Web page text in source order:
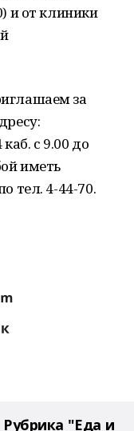
и от клиники
за
с 9.00 до
иметь
тел. 4-44-70.
Рубрика "Еда и